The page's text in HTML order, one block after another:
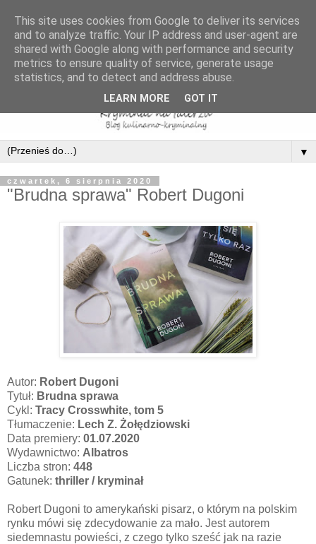
▼
czwartek, 6 sierpnia 2020
"Brudna sprawa" Robert Dugoni
Autor: Robert Dugoni
Tytuł: Brudna sprawa
Cykl: Tracy Crosswhite, tom 5
Tłumaczenie: Lech Z. Żołędziowski
Data premiery: 01.07.2020
Wydawnictwo: Albatros
Liczba stron: 448
Gatunek: thriller / kryminał
Robert Dugoni to amerykański pisarz, o którym na polskim
rynku mówi się zdecydowanie za mało. Jest autorem
siedemnastu powieści, z czego tylko sześć jak na razie
This site uses cookies from Google to deliver its services
and to analyze traffic. Your IP address and user-agent are
shared with Google along with performance and security
metrics to ensure quality of service, generate usage
statistics, and to detect and address abuse.
LEARN MORE GOT IT